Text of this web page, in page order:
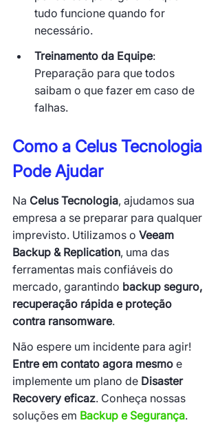
tudo funcione quando for
necessário.
Treinamento da Equipe:
Preparação para que todos
saibam o que fazer em caso de
falhas.
Como a Celus Tecnologia
Pode Ajudar
Na Celus Tecnologia, ajudamos sua
empresa a se preparar para qualquer
imprevisto. Utilizamos o Veeam
Backup & Replication, uma das
ferramentas mais confiáveis do
mercado, garantindo backup seguro,
recuperação rápida e proteção
contra ransomware.
Não espere um incidente para agir!
Entre em contato agora mesmo e
implemente um plano de Disaster
Recovery eficaz. Conheça nossas
soluções em Backup e Segurança.